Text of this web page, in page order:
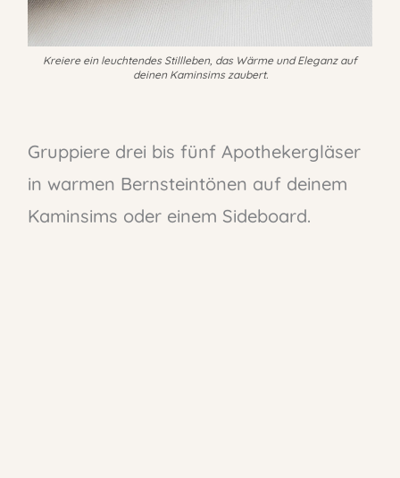
Kreiere ein leuchtendes Stillleben, das Wärme und Eleganz auf
deinen Kaminsims zaubert.
Gruppiere drei bis fünf Apothekergläser
in warmen Bernsteintönen auf deinem
Kaminsims oder einem Sideboard.